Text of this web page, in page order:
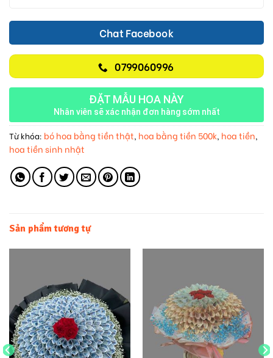
Chat Facebook
0799060996
ĐẶT MẪU HOA NÀY
Nhân viên sẽ xác nhận đơn hàng sớm nhất
Từ khóa: bó hoa bằng tiền thật, hoa bằng tiền 500k, hoa tiền,
hoa tiền sinh nhật
Sản phẩm tương tự